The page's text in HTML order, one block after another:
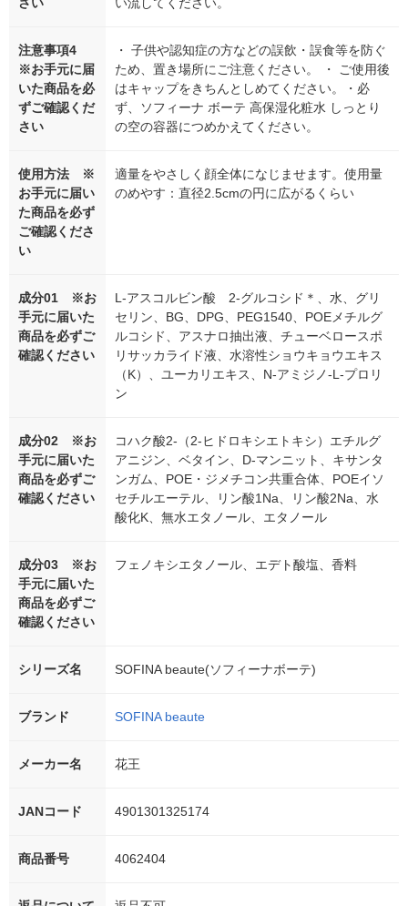
注意事項4
※お手元に届
いた商品を必
ずご確認くだ
さい
・ 子供や認知症の方などの誤飲・誤食等を防ぐ
ため、置き場所にご注意ください。 ・ ご使用後
はキャップをきちんとしめてください。・必
ず、ソフィーナ ボーテ 高保湿化粧水 しっとり
の空の容器につめかえてください。
使用方法 ※
お手元に届い
た商品を必ず
ご確認くださ
い
適量をやさしく顔全体になじませます。使用量
のめやす：直径2.5cmの円に広がるくらい
成分01 ※お
手元に届いた
商品を必ずご
確認ください
L-アスコルビン酸 2-グルコシド＊、水、グリ
セリン、BG、DPG、PEG1540、POEメチルグ
ルコシド、アスナロ抽出液、チューベロースポ
リサッカライド液、水溶性ショウキョウエキス
（K）、ユーカリエキス、N-アミジノ-L-プロリ
ン
成分02 ※お
手元に届いた
商品を必ずご
確認ください
コハク酸2-（2-ヒドロキシエトキシ）エチルグ
アニジン、ベタイン、D-マンニット、キサンタ
ンガム、POE・ジメチコン共重合体、POEイソ
セチルエーテル、リン酸1Na、リン酸2Na、水
酸化K、無水エタノール、エタノール
成分03 ※お
手元に届いた
商品を必ずご
確認ください
フェノキシエタノール、エデト酸塩、香料
シリーズ名 SOFINA beaute(ソフィーナボーテ)
ブランド SOFINA beaute
メーカー名 花王
JANコード 4901301325174
商品番号 4062404